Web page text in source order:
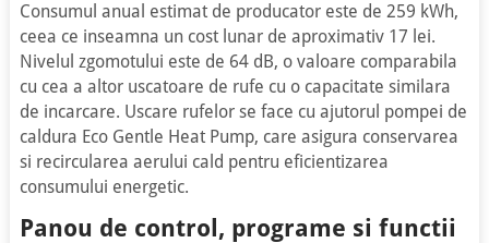
Consumul anual estimat de producator este de 259 kWh,
ceea ce inseamna un cost lunar de aproximativ 17 lei.
Nivelul zgomotului este de 64 dB, o valoare comparabila
cu cea a altor uscatoare de rufe cu o capacitate similara
de incarcare. Uscare rufelor se face cu ajutorul pompei de
caldura Eco Gentle Heat Pump, care asigura conservarea
si recircularea aerului cald pentru eficientizarea
consumului energetic.
Panou de control, programe si functii